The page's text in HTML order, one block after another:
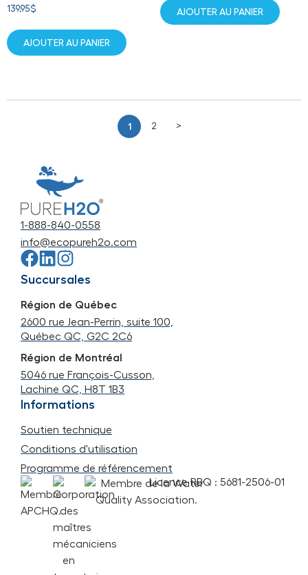
139,95$
AJOUTER AU PANIER
AJOUTER AU PANIER
1 2 >
1-888-840-0558
info@ecopureh2o.com
Succursales
Région de Québec
2600 rue Jean-Perrin, suite 100,
Québec QC, G2C 2C6
Région de Montréal
5046 rue François-Cusson,
Lachine QC, H8T 1B3
Informations
Soutien technique
Conditions d'utilisation
Programme de référencement
Licence RBQ : 5681-2506-01